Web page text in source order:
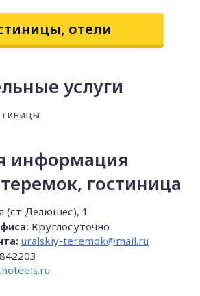
отели
услуги
информация
гостиница
(ст Делюшес), 1
Круглосуточно
uralskiy-teremok@mail.ru